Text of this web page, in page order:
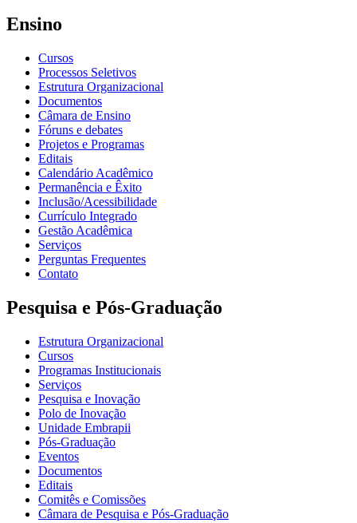
Ensino
Cursos
Processos Seletivos
Estrutura Organizacional
Documentos
Câmara de Ensino
Fóruns e debates
Projetos e Programas
Editais
Calendário Acadêmico
Permanência e Êxito
Inclusão/Acessibilidade
Currículo Integrado
Gestão Acadêmica
Serviços
Perguntas Frequentes
Contato
Pesquisa e Pós-Graduação
Estrutura Organizacional
Cursos
Programas Institucionais
Serviços
Pesquisa e Inovação
Polo de Inovação
Unidade Embrapii
Pós-Graduação
Eventos
Documentos
Editais
Comitês e Comissões
Câmara de Pesquisa e Pós-Graduação